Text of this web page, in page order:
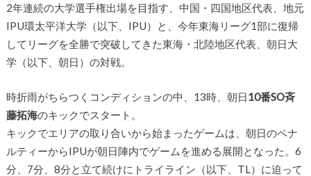
2年連続の大学選手権出場を目指す、中国・四国地区代表、地元
IPU環太平洋大学（以下、IPU）と、今年東海リーグ1部に復帰
してリーグを全勝で突破してきた東海・北陸地区代表、朝日大
学（以下、朝日）の対戦。
時折雨がちらつくコンディションの中、13時、朝日10番SO斉
藤拓海のキックでスタート。
キックでエリアの取り合いから始まったゲームは、朝日のペナ
ルティーからIPUが朝日陣内でゲームを進める展開となった。6
分、7分、8分と立て続けにトライライン（以下、TL）に迫って